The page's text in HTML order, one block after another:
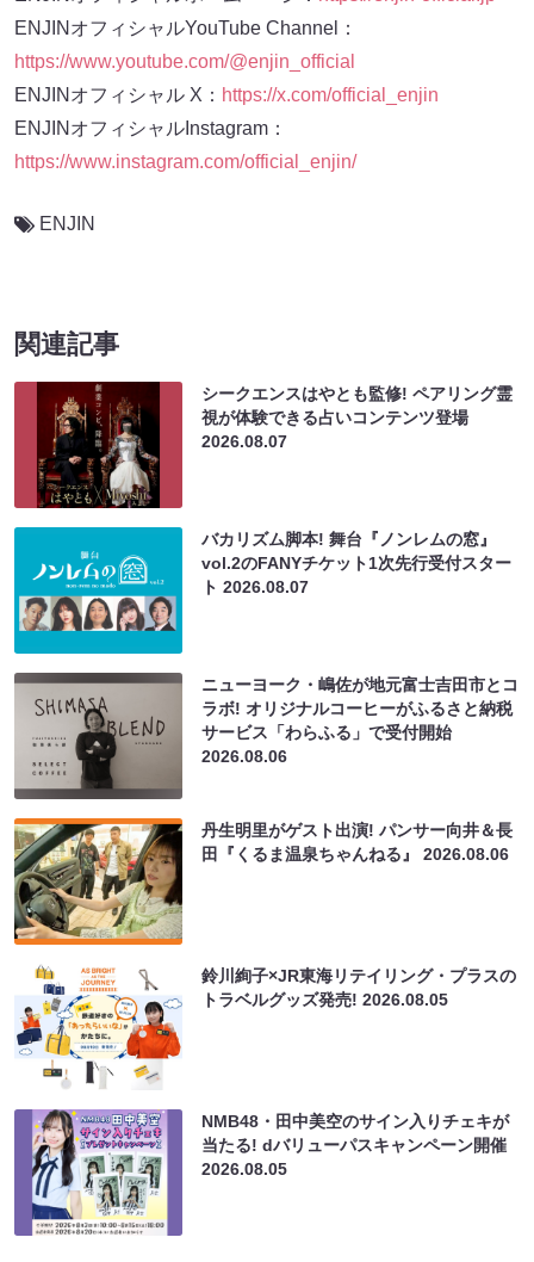
ENJINオフィシャルYouTube Channel：
https://www.youtube.com/@enjin_official
ENJINオフィシャル X： https://x.com/official_enjin
ENJINオフィシャルInstagram：
https://www.instagram.com/official_enjin/
ENJIN
関連記事
シークエンスはやとも監修! ペアリング霊
視が体験できる占いコンテンツ登場
2026.08.07
バカリズム脚本! 舞台『ノンレムの窓』
vol.2のFANYチケット1次先行受付スター
ト2026.08.07
ニューヨーク・嶋佐が地元富士吉田市とコ
ラボ! オリジナルコーヒーがふるさと納税
サービス「わらふる」で受付開始
2026.08.06
丹生明里がゲスト出演! パンサー向井＆長
田『くるま温泉ちゃんねる』2026.08.06
鈴川絢子×JR東海リテイリング・プラスの
トラベルグッズ発売!2026.08.05
NMB48・田中美空のサイン入りチェキが
当たる! dバリューパスキャンペーン開催
2026.08.05